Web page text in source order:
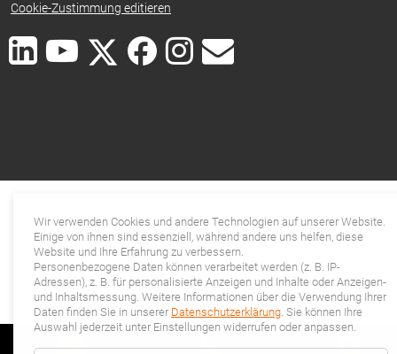
Cookie-Zustimmung editieren
Wir verwenden Cookies und andere Technologien auf unserer Website.
Einige von ihnen sind essenziell, während andere uns helfen, diese
Website und Ihre Erfahrung zu verbessern.
Personenbezogene Daten können verarbeitet werden (z. B. IP-
Adressen), z. B. für personalisierte Anzeigen und Inhalte oder Anzeigen-
und Inhaltsmessung. Weitere Informationen über die Verwendung Ihrer
Daten finden Sie in unserer Datenschutzerklärung. Sie können Ihre
Auswahl jederzeit unter Einstellungen widerrufen oder anpassen.